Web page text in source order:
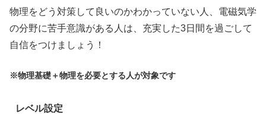
物理をどう対策して良いのかわかっていない人、電磁気学
の分野に苦手意識がある人は、充実した3日間を過ごして
自信をつけましょう！
※物理基礎＋物理を必要とする人が対象です
レベル設定